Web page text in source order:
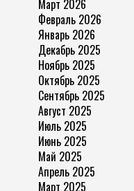
Март 2026
Февраль 2026
Январь 2026
Декабрь 2025
Ноябрь 2025
Октябрь 2025
Сентябрь 2025
Август 2025
Июль 2025
Июнь 2025
Май 2025
Апрель 2025
Март 2025